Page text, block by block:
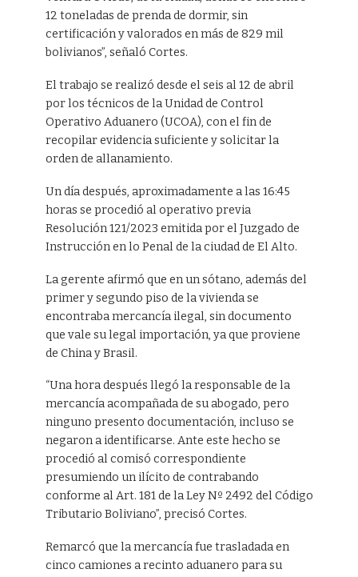
12 toneladas de prenda de dormir, sin
certificación y valorados en más de 829 mil
bolivianos”, señaló Cortes.
El trabajo se realizó desde el seis al 12 de abril
por los técnicos de la Unidad de Control
Operativo Aduanero (UCOA), con el fin de
recopilar evidencia suficiente y solicitar la
orden de allanamiento.
Un día después, aproximadamente a las 16:45
horas se procedió al operativo previa
Resolución 121/2023 emitida por el Juzgado de
Instrucción en lo Penal de la ciudad de El Alto.
La gerente afirmó que en un sótano, además del
primer y segundo piso de la vivienda se
encontraba mercancía ilegal, sin documento
que vale su legal importación, ya que proviene
de China y Brasil.
“Una hora después llegó la responsable de la
mercancía acompañada de su abogado, pero
ninguno presento documentación, incluso se
negaron a identificarse. Ante este hecho se
procedió al comisó correspondiente
presumiendo un ilícito de contrabando
conforme al Art. 181 de la Ley Nº 2492 del Código
Tributario Boliviano”, precisó Cortes.
Remarcó que la mercancía fue trasladada en
cinco camiones a recinto aduanero para su